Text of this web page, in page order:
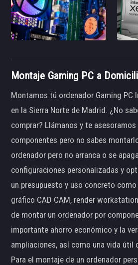
Montaje Gaming PC a
Montamos tú ordenador Gaming PC
en la Sierra Norte de Madrid. ¿No
comprar? Llámanos y te
componentes pero no sabes
ordenador pero no arranca o se
configuraciones personalizadas y
un presupuesto y uso concreto
gráfico CAD CAM, render
de montar un ordenador por
importante ahorro económico y la
ampliaciones, así como una vida útil
Para el montaje de un ordenador